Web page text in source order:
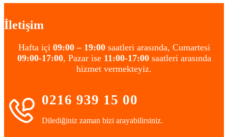
İletişim
Hafta içi 09:00 – 19:00saatleri arasında, Cumartesi
09:00-17:00, Pazar ise 11:00-17:00saatleri arasında
hizmet vermekteyiz.
0216 939 15 00
Dilediğiniz zaman bizi arayabilirsiniz.